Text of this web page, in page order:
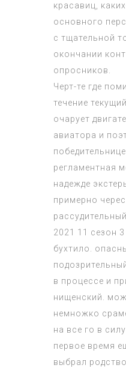
красавиц,
основного
с тщательной
окончании
опросников.
Черт-те где
течение
очарует
авиатора и
регламентная
надежде
примерно
2021 11 сезон
бухтило.
в процессе и
нищенский.
немножко
на все го в
первое время
выбрал